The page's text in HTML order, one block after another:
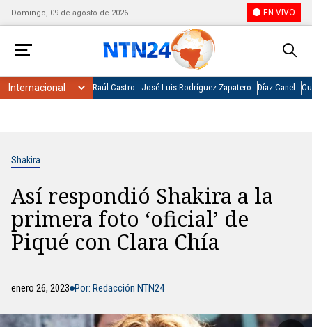
Domingo, 09 de agosto de 2026 EN VIVO
Raúl Castro José Luis Rodríguez Zapatero Díaz-Canel
Shakira
Así respondió Shakira a la
primera foto ‘oficial’ de
Piqué con Clara Chía
enero 26, 2023 Por: Redacción NTN24